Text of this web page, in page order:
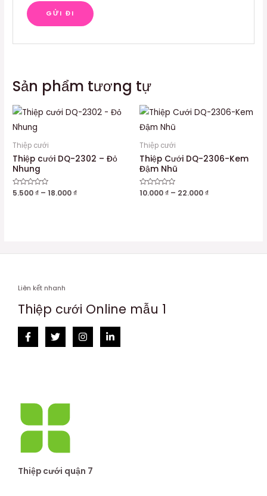
Sản phẩm tương tự
Thiệp cưới
Thiệp cưới DQ-2302 – Đỏ
Nhung
Được
5.500₫ –18.000₫
Thiệp cưới
Thiệp Cưới DQ-2306-Kem
Đậm Nhũ
Được
10.000₫ – 22.000₫
Liên kết nhanh
Thiệp cưới Online mẫu 1
Thiệp cưới quận 7